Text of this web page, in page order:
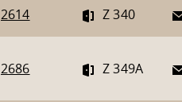
2614 Z 340
2686 Z 349A